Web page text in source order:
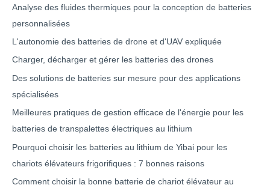
Analyse des fluides thermiques pour la conception de batteries
personnalisées
L'autonomie des batteries de drone et d'UAV expliquée
Charger, décharger et gérer les batteries des drones
Des solutions de batteries sur mesure pour des applications
spécialisées
Meilleures pratiques de gestion efficace de l'énergie pour les
batteries de transpalettes électriques au lithium
Pourquoi choisir les batteries au lithium de Yibai pour les
chariots élévateurs frigorifiques : 7 bonnes raisons
Comment choisir la bonne batterie de chariot élévateur au